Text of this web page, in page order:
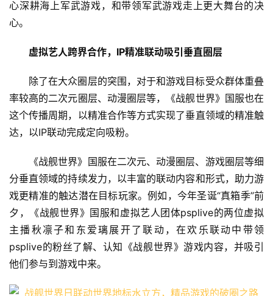
心深耕海上军武游戏，和带领军武游戏走上更大舞台的决
心。
虚拟艺人跨界合作，IP精准联动吸引垂直圈层
除了在大众圈层的突围，对于和游戏目标受众群体重叠
率较高的二次元圈层、动漫圈层等，《战舰世界》国服也在
这个传播周期，以精准合作等方式实现了垂直领域的精准触
达，以IP联动完成定向吸粉。
《战舰世界》国服在二次元、动漫圈层、游戏圈层等细
分垂直领域的持续发力，以丰富的联动内容和形式，助力游
戏更精准的触达潜在目标玩家。例如，今年圣诞“真箱季”前
夕，《战舰世界》国服和虚拟艺人团体psplive的两位虚拟
主播秋凛子和东爱璃展开了联动，在欢乐联动中带领
psplive的粉丝了解、认知《战舰世界》游戏内容，并吸引
他们参与到游戏中来。